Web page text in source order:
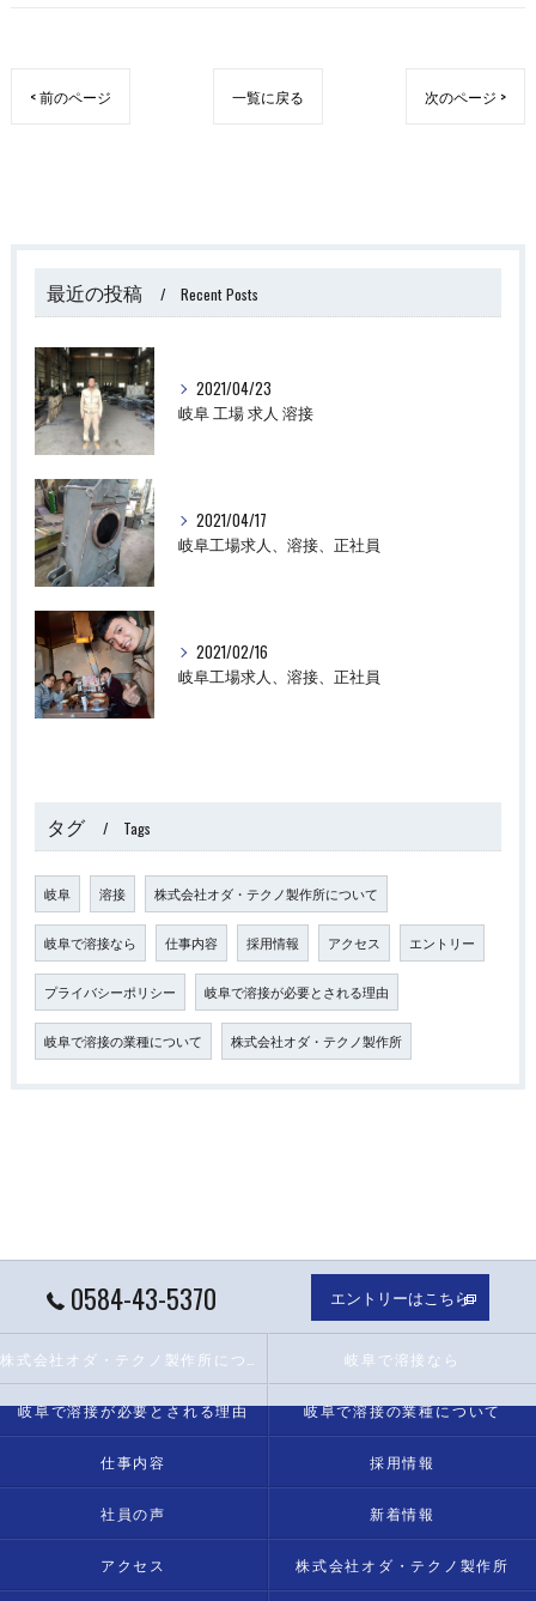
< 前のページ 一覧に戻る 次のページ >
最近の投稿 Recent Posts
2021/04/23
岐阜 工場 求人 溶接
2021/04/17
岐阜工場求人、溶接、正社員
2021/02/16
岐阜工場求人、溶接、正社員
タグ Tags
岐阜 溶接 株式会社オダ・テクノ製作所について
岐阜で溶接なら 仕事内容 採用情報 アクセス エントリー
プライバシーポリシー 岐阜で溶接が必要とされる理由
岐阜で溶接の業種について 株式会社オダ・テクノ製作所
0584-43-5370 エントリーはこちら
岐阜で溶接なら
岐阜で溶接が必要とされる理由 岐阜で溶接の業種について
仕事内容 採用情報
社員の声 新着情報
アクセス 株式会社オダ・テクノ製作所